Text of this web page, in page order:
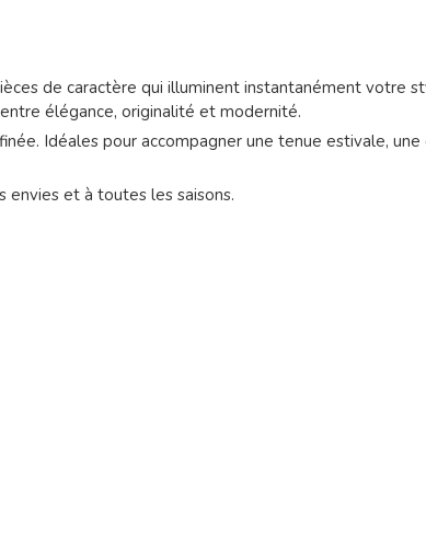
de caractère qui illuminent instantanément votre
élégance, originalité et modernité.
Idéales pour accompagner une tenue estivale,
envies et à toutes les saisons.